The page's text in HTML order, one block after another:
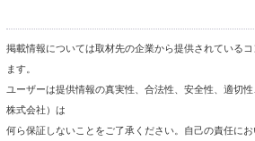
掲載情報については取材先の企業から提供されている
ます。
ユーザーは提供情報の真実性、合法性、安全性、適切
株式会社）は
何ら保証しないことをご了承ください。自己の責任に